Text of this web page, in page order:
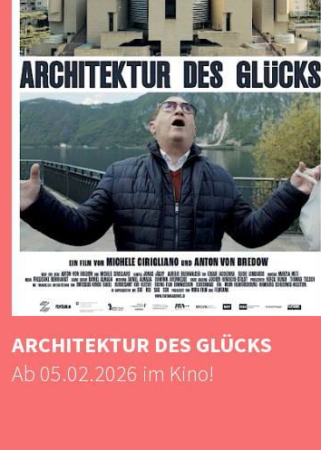
ARCHITEKTUR DES GLÜCKS
Ab 05.02.2026 im Kino!